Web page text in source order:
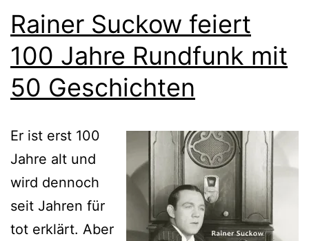
Rainer Suckow feiert
100 Jahre Rundfunk mit
50 Geschichten
Er ist erst 100
Jahre alt und
wird dennoch
seit Jahren für
tot erklärt. Aber